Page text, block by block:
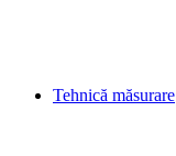
Tehnică măsurare